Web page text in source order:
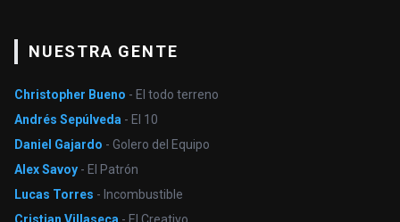
NUESTRA GENTE
Christopher Bueno - El todo terreno
Andrés Sepúlveda - El 10
Daniel Gajardo - Golero del Equipo
Alex Savoy - El Patrón
Lucas Torres - Incombustible